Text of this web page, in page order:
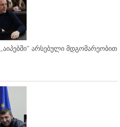
არსებული მდგომარეობით